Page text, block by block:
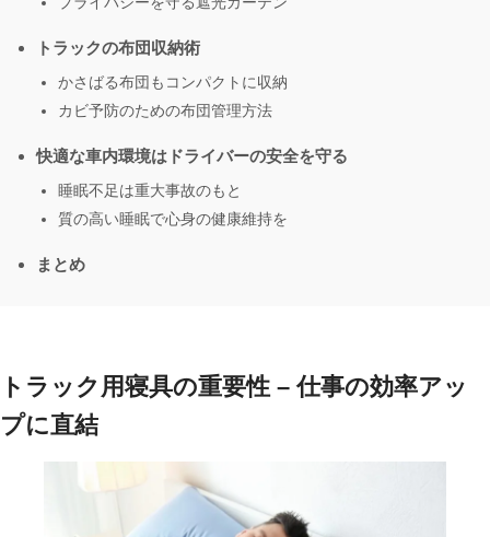
トラックの布団収納術
かさばる布団もコンパクトに収納
カビ予防のための布団管理方法
快適な車内環境はドライバーの安全を守る
睡眠不足は重大事故のもと
質の高い睡眠で心身の健康維持を
まとめ
トラック用寝具の重要性 – 仕事の効率アッ
プに直結